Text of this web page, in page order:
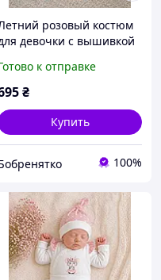
розовый костюм
девочки с вышивкой
к отправке
₴
Купить
100%